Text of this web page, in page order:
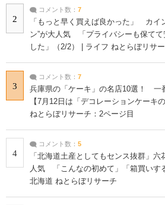
2
コメント数： 7
「もっと早く買えば良かった」 カイ
ン”が大人気 「プライバシーも保てて
した」（2/2） | ライフ ねとらぼリサ
3
コメント数： 7
兵庫県の「ケーキ」の名店10選！ 一
【7月12日は「デコレーションケーキ
ねとらぼリサーチ：2ページ目
4
コメント数： 5
「北海道土産としてもセンス抜群」六
人気 「こんなの初めて」「箱買いす
北海道 ねとらぼリサーチ